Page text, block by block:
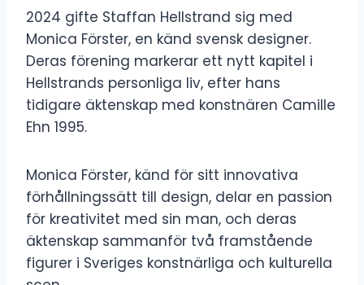
2024 gifte Staffan Hellstrand sig med
Monica Förster, en känd svensk designer.
Deras förening markerar ett nytt kapitel i
Hellstrands personliga liv, efter hans
tidigare äktenskap med konstnären Camille
Ehn 1995.
Monica Förster, känd för sitt innovativa
förhållningssätt till design, delar en passion
för kreativitet med sin man, och deras
äktenskap sammanför två framstående
figurer i Sveriges konstnärliga och kulturella